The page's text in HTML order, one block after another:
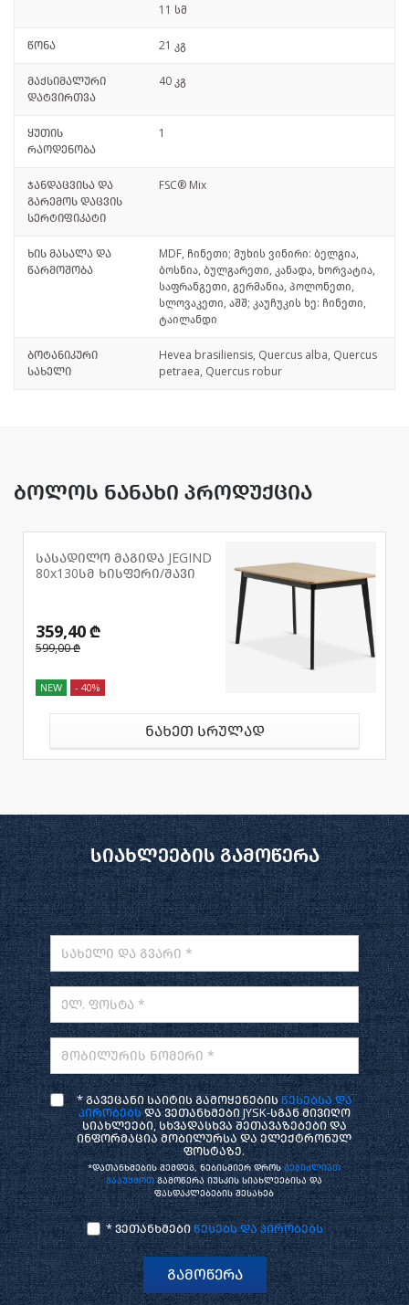
11 სმ
წონა 21 კგ
მაქსიმალური
დატვირთვა
40 კგ
ყუთის
რაოდენობა
1
ჯანდაცვისა და
გარემოს დაცვის
სერტიფიკატი
FSC® Mix
ხის მასალა და
წარმოშობა
MDF, ჩინეთი; მუხის ვინირი: ბელგია,
ბოსნია, ბულგარეთი, კანადა, ხორვატია,
საფრანგეთი, გერმანია, პოლონეთი,
სლოვაკეთი, აშშ; კაუჩუკის ხე: ჩინეთი,
ტაილანდი
ბოტანიკური
სახელი
Hevea brasiliensis, Quercus alba, Quercus
petraea, Quercus robur
ბოლოს ნანახი პროდუქცია
სასადილო მაგიდა JEGIND
80x130სმ ხისფერი/შავი
359,40 ₾
599,00 ₾
NEW - 40%
ნახეთ სრულად
სიახლეების გამოწერა
სახელი და გვარი *
ელ. ფოსტა *
მობილურის ნომერი *
* გავეცანი საიტის გამოყენებისწესებსა და
პირობებსდა ვეთანხმები JYSK-სგან მივიღო
სიახლეები, სხვადასხვა შეთავაზებები და
ინფორმაცია მობილურსა და ელექტრონულ
ფოსტაზე.
*დათანხმების შემდეგ, ნებისმიერ დროს შეგიძლიათ
გააუქმოთგამოწერა იუსკის სიახლეებისა და
ფასდაკლებების შესახებ
* ვეთანხმები წესებს და პირობებს
გამოწერა